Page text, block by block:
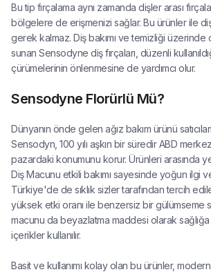
Bu tip fırçalama aynı zamanda dişler arası
bölgelere de erişmenizi sağlar. Bu ürünler ile
gerek kalmaz. Diş bakımı ve temizliği
sunan Sensodyne diş fırçaları, düzenli
çürümelerinin önlenmesine de yardımcı olur.
Sensodyne Florürlü Mü?
Dünyanın önde gelen ağız bakım ürünü
Sensodyn, 100 yılı aşkın bir süredir ABD
pazardaki konumunu korur. Ürünleri arasında
Diş Macunu etkili bakımı sayesinde yoğun ilgi
Türkiye'de de sıklık sizler tarafından tercih
yüksek etki oranı ile benzersiz bir gülümseme
macunu da beyazlatma maddesi olarak sağlığa
içerikler kullanılır.
Basit ve kullanımı kolay olan bu ürünler,